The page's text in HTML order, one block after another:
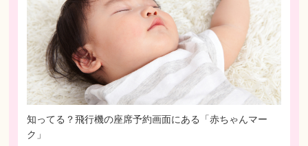
知ってる？飛行機の座席予約画面にある「赤ちゃんマー
ク」